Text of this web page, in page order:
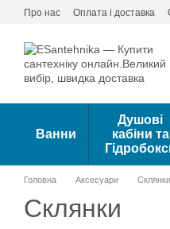
Перейти до основного
Про нас Оплата і доставка
Ванни
Душові
кабіни та
Головна Аксесуари Склянки
Склянки